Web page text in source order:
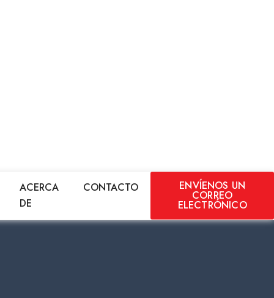
ACERCA
DE
CONTACTO ENVÍENOS UN
CORREO
ELECTRÓNICO